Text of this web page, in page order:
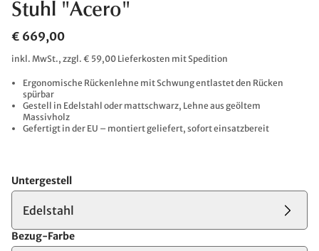
Stuhl "Acero"
€ 669,00
inkl. MwSt., zzgl. € 59,00 Lieferkosten mit Spedition
Ergonomische Rückenlehne mit Schwung entlastet den Rücken
spürbar
Gestell in Edelstahl oder mattschwarz, Lehne aus geöltem
Massivholz
Gefertigt in der EU – montiert geliefert, sofort einsatzbereit
Untergestell
Edelstahl
Bezug-Farbe